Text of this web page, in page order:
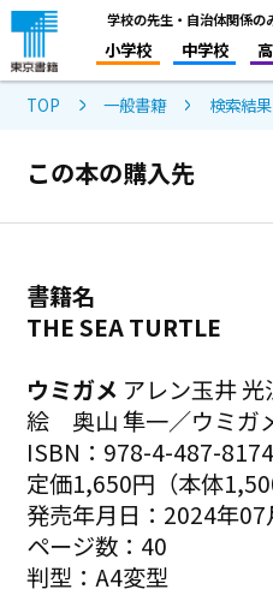
学校の先生・自治体関係の
小学校 中学校
TOP 一般書籍 検索結果
この本の購入先
書籍名
THE SEA TURTLE
ウミガメ アレン玉井
絵 奥山 隼一／ウミガ
ISBN：978-4-487-
定価1,650円（本体
発売年月日：2024年07
ページ数：40
判型：A4変型